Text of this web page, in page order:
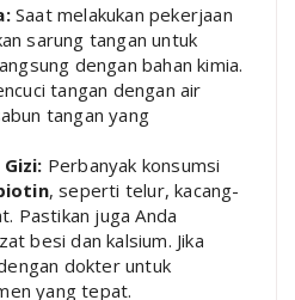
Saat melakukan pekerjaan
sarung tangan untuk
dengan bahan kimia.
tangan dengan air
tangan yang
Perbanyak konsumsi
, seperti telur, kacang-
Pastikan juga Anda
besi dan kalsium. Jika
dokter untuk
yang tepat.